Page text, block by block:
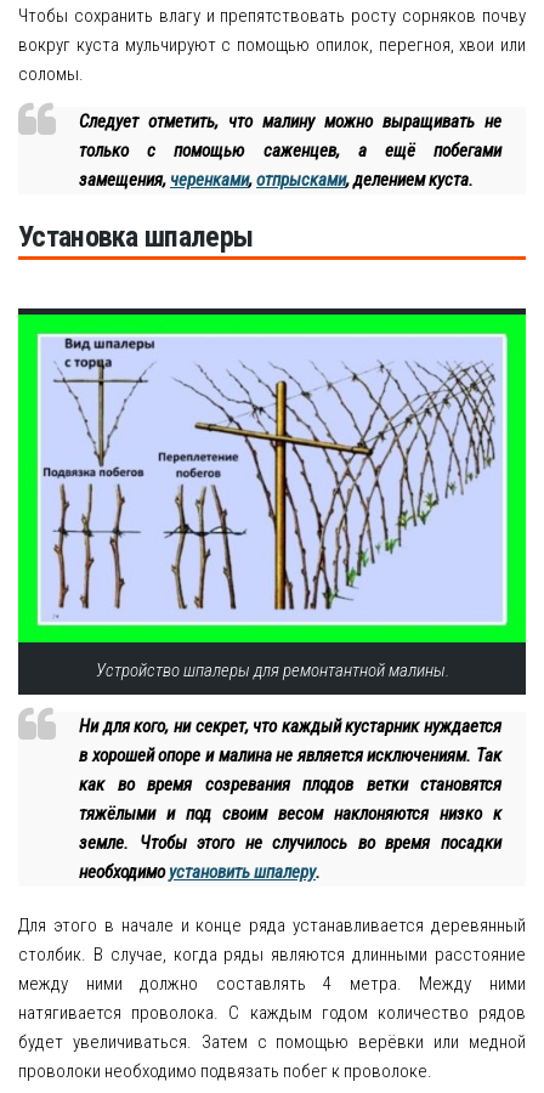
Чтобы сохранить влагу и препятствовать росту сорняков почву
вокруг куста мульчируют с помощью опилок, перегноя, хвои или
соломы.
Следует отметить, что малину можно выращивать не
только с помощью саженцев, а ещё побегами
замещения, черенками,отпрысками, делением куста.
Установка шпалеры
Устройство шпалеры для ремонтантной малины.
Ни для кого, ни секрет, что каждый кустарник нуждается
в хорошей опоре и малина не является исключениям. Так
как во время созревания плодов ветки становятся
тяжёлыми и под своим весом наклоняются низко к
земле. Чтобы этого не случилось во время посадки
необходимоустановить шпалеру.
Для этого в начале и конце ряда устанавливается деревянный
столбик. В случае, когда ряды являются длинными расстояние
между ними должно составлять 4 метра. Между ними
натягивается проволока. С каждым годом количество рядов
будет увеличиваться. Затем с помощью верёвки или медной
проволоки необходимо подвязать побег к проволоке.